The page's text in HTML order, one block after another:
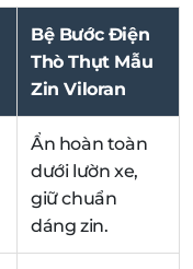
Bệ Bước Điện
Thò Thụt Mẫu
Zin Viloran
Ẩn hoàn toàn
dưới lườn xe,
giữ chuẩn
dáng zin.